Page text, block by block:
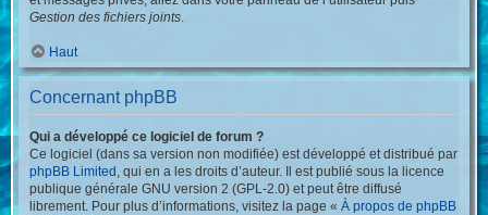
Gestion des fichiers joints.
Haut
Concernant phpBB
Qui a développé ce logiciel de forum ?
Ce logiciel (dans sa version non modifiée) est développé et distribué par
phpBB Limited , qui en a les droits d’auteur. Il est publié sous la licence
publique générale GNU version 2 (GPL-2.0) et peut être diffusé
librement. Pour plus d’informations, visitez la page «À propos de phpBB